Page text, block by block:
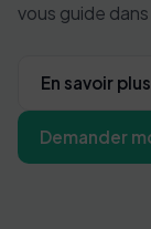
vous guide
En savoir
Demander